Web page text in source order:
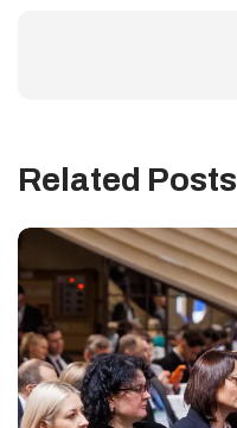
Related Posts